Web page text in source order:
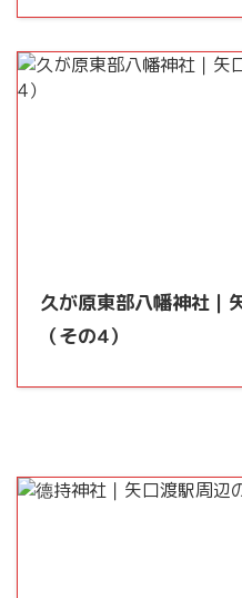
久が原東部八幡神社｜
（その4）